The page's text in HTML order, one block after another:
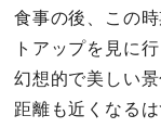
食事の後、この
トアップを見に
幻想的で美しい
距離も近くなるは